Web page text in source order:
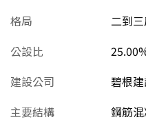
格局
二到
公設比
建設公司
碧根
主要結構
鋼筋